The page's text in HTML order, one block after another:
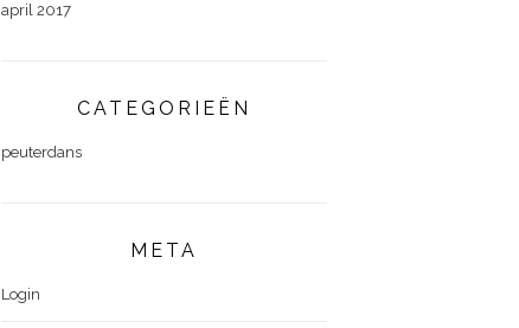
april 2017
CATEGORIEËN
peuterdans
META
Login